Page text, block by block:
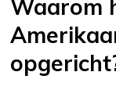
Waarom